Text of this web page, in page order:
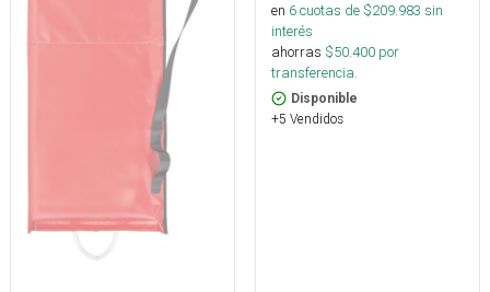
en 6cuotas de $209.983 sin
interés
ahorras $50.400 por
transferencia.
Disponible
+5 Vendidos